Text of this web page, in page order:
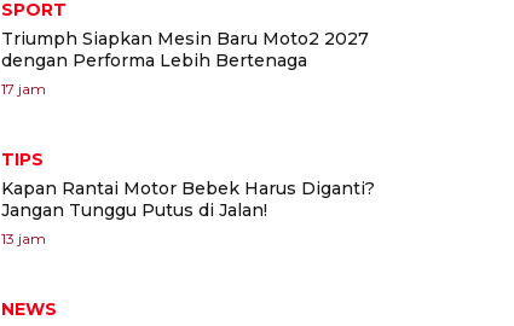
SPORT
Triumph Siapkan Mesin Baru Moto2 2027
dengan Performa Lebih Bertenaga
17 jam
TIPS
Kapan Rantai Motor Bebek Harus Diganti?
Jangan Tunggu Putus di Jalan!
13 jam
NEWS